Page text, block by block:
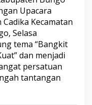
Upacara
Cadika Kecamatan
Selasa
tema “Bangkit
dan menjadi
persatuan
tantangan